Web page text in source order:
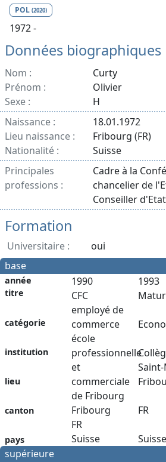
POL (2020)
1972 -
Données biographiques
Nom :
Curty
Prénom :
Olivier
Sexe :
H
Naissance :
18.01.1972
Lieu naissance :
Fribourg (FR)
Nationalité :
Suisse
Principales
professions :
Cadre à la
chancelier de
Conseiller
Formation
Universitaire :
oui
base
année
titre
catégorie
institution
lieu
canton
pays
1990
CFC
employé de
commerce
école
professionnelle
et
commerciale
de Fribourg
Fribourg
FR
Suisse
1993
FR
Suisse
supérieure